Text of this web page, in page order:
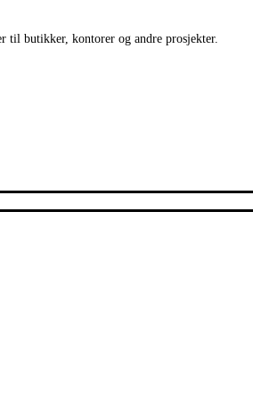
til butikker, kontorer og andre prosjekter.